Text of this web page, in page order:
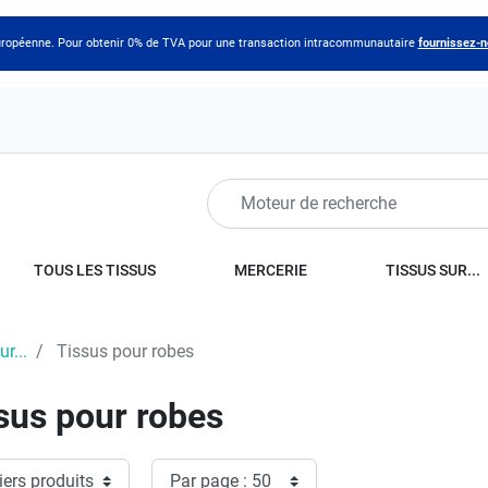
Pour obtenir 0% de TVA pour une transaction intracommunautaire fournissez-
TOUS LES TISSUS MERCERIE TISSUS SUR...
Tissus pour robes
pour robes